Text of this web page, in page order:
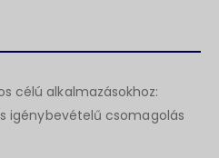
célú alkalmazásokhoz:
igénybevételű csomagolás